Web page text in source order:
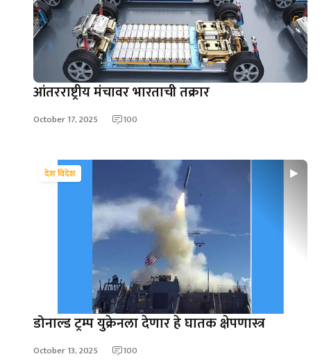
आंतरराष्ट्रीय मंचावर भारताची तक्रार
October 17, 2025 100
देश विदेश
डोनाल्ड ट्रम्प युक्रेनला देणार हे घातक क्षेपणास्त्र
October 13, 2025 100